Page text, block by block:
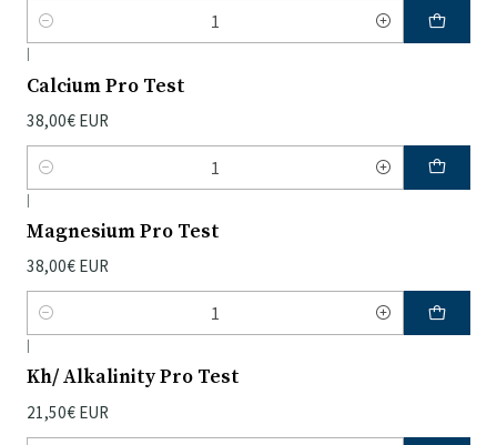
Quantidade
|
Calcium Pro Test
38,00€ EUR
Quantidade
|
Magnesium Pro Test
38,00€ EUR
Quantidade
|
Kh/ Alkalinity Pro Test
21,50€ EUR